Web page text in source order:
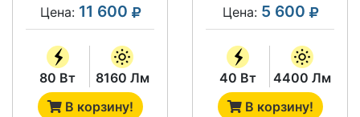
Цена: 11 600
80 Вт
8160 Лм
В корзину!
Цена: 5 600
40 Вт
4400 Лм
В корзину!